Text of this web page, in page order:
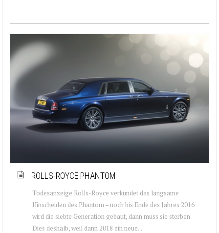
ROLLS-ROYCE PHANTOM
Todesanzeige Rolls-Royce verkündet das langsame
Hinscheiden des Phantom – noch bis Ende des Jahres 2016
wird die siebte Generation gebaut, dann muss sie sterben.
Dies deshalb, weil dann 2018 ein neue...